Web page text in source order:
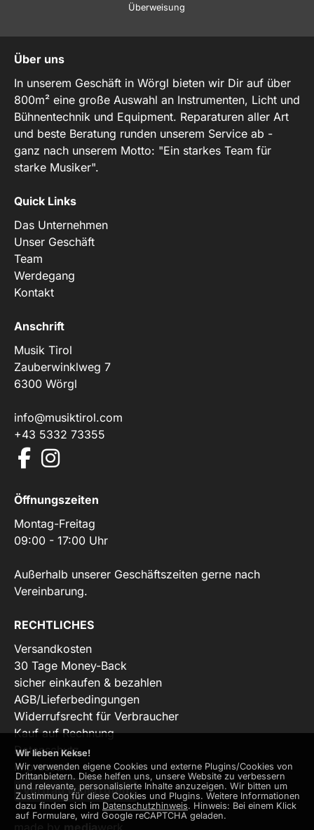
Überweisung
Über uns
In unserem Geschäft in Wörgl bieten wir Dir auf über
800m² eine große Auswahl an Instrumenten, Licht und
Bühnentechnik und Equipment. Reparaturen aller Art
und beste Beratung runden unserem Service ab -
ganz nach unserem Motto: "Ein starkes Team für
starke Musiker".
Quick Links
Das Unternehmen
Unser Geschäft
Team
Werdegang
Kontakt
Anschrift
Musik Tirol
Zauberwinklweg 7
6300 Wörgl
info@musiktirol.com
+43 5332 73355
Öffnungszeiten
Montag-Freitag
09:00 - 17:00 Uhr
Außerhalb unserer Geschäftszeiten gerne nach
Vereinbarung.
RECHTLICHES
Versandkosten
30 Tage Money-Back
sicher einkaufen & bezahlen
AGB/Lieferbedingungen
Widerrufsrecht für Verbraucher
Kauf auf Rechnung
Datenschutz
Impressum
Vertrag widerrufen
Wir lieben Kekse!
Wir verwenden eigene Cookies und externe Plugins/Cookies von
Drittanbietern. Diese helfen uns, unsere Website zu verbessern
und relevante, personalisierte Inhalte anzuzeigen. Wir bitten um
Zustimmung für diese Cookies und Plugins. Weitere Informationen
dazu finden sich im Datenschutzhinweis. Hinweis: Bei einem Klick
auf Formulare, wird Google reCAPTCHA geladen.